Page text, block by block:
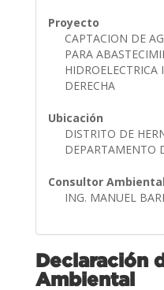
Proyecto
CAPTACION DE
PARA
HIDROELECTRICA
DERECHA
Ubicación
DISTRITO DE
DEPARTAMENTO
Consultor Ambiental
ING. MANUEL
Declaración
Ambiental